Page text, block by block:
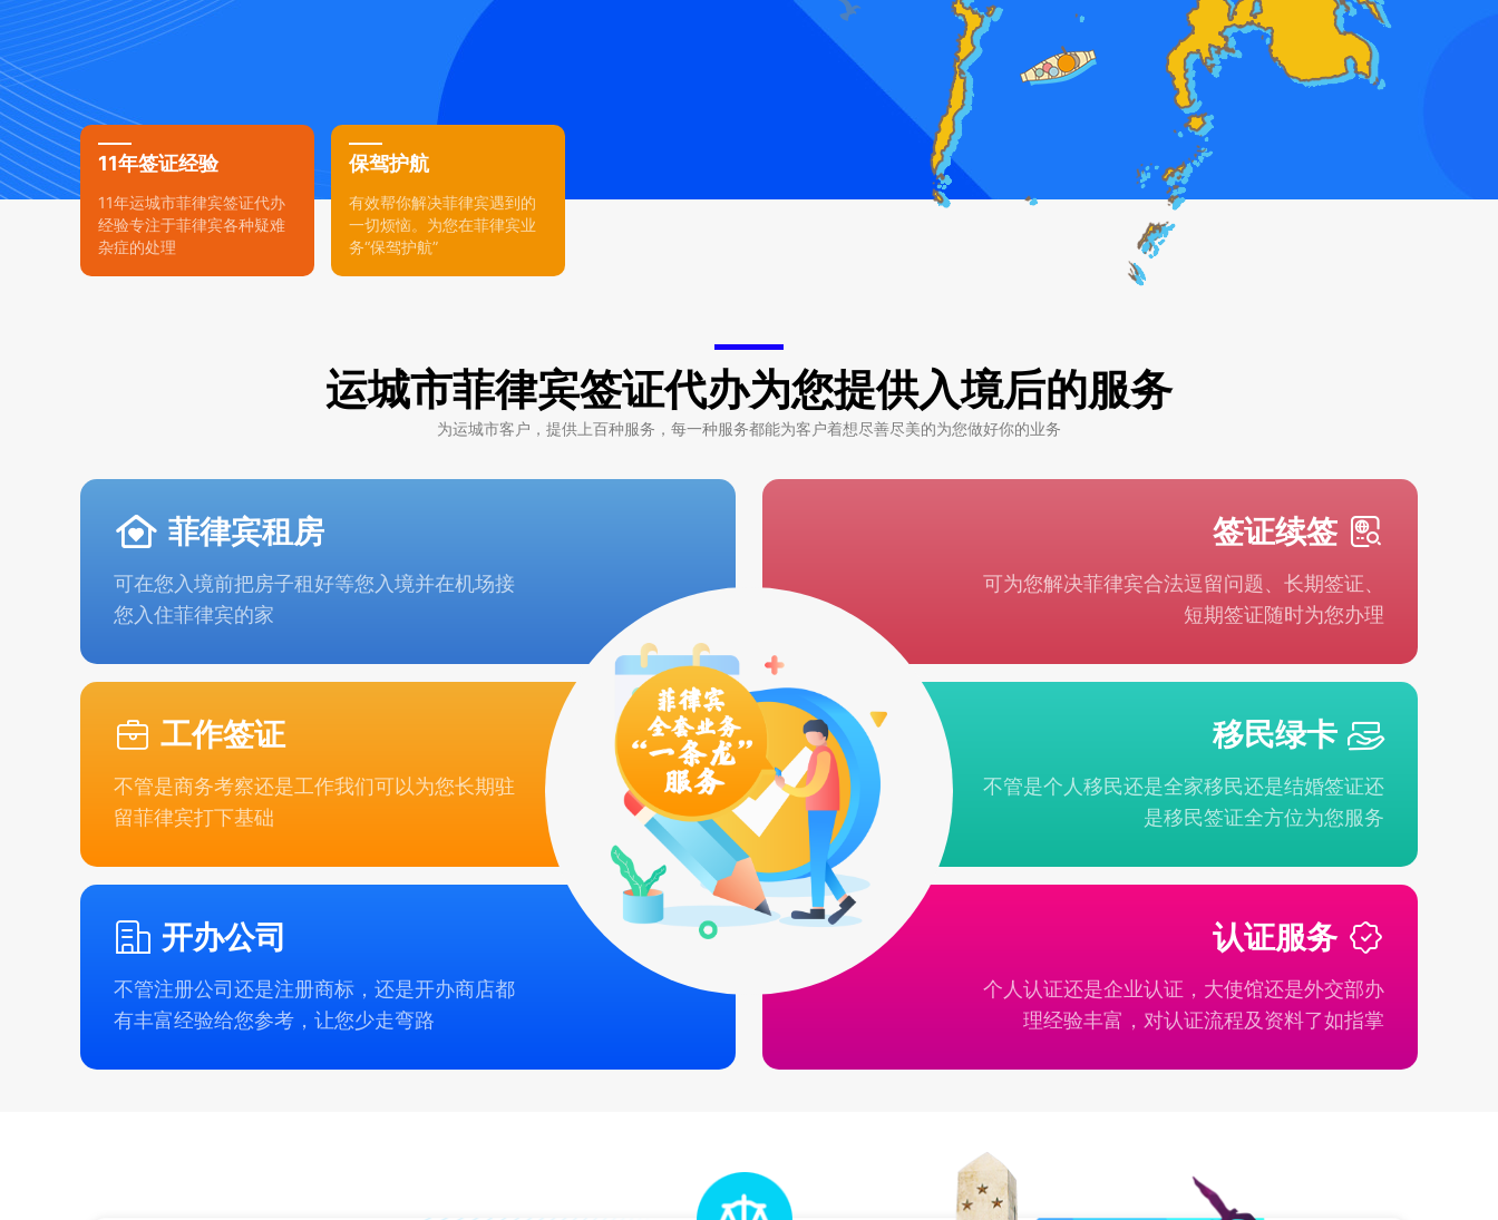
11年签证经验
11年运城市菲律宾签证代办
经验专注于菲律宾各种疑难
杂症的处理
保驾护航
有效帮你解决菲律宾遇到的
一切烦恼。为您在菲律宾业
务“保驾护航”
运城市菲律宾签证代办为您提供入境后的服务
为运城市客户，提供上百种服务，每一种服务都能为客户着想尽善尽美的为您做好你的业务
菲律宾租房
可在您入境前把房子租好等您入境并在机场接
您入住菲律宾的家
签证续签
可为您解决菲律宾合法逗留问题、长期签证、
短期签证随时为您办理
工作签证
不管是商务考察还是工作我们可以为您长期驻
留菲律宾打下基础
移民绿卡
不管是个人移民还是全家移民还是结婚签证还
是移民签证全方位为您服务
开办公司
不管注册公司还是注册商标，还是开办商店都
有丰富经验给您参考，让您少走弯路
认证服务
个人认证还是企业认证，大使馆还是外交部办
理经验丰富，对认证流程及资料了如指掌